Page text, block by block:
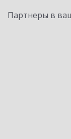
Партнеры в